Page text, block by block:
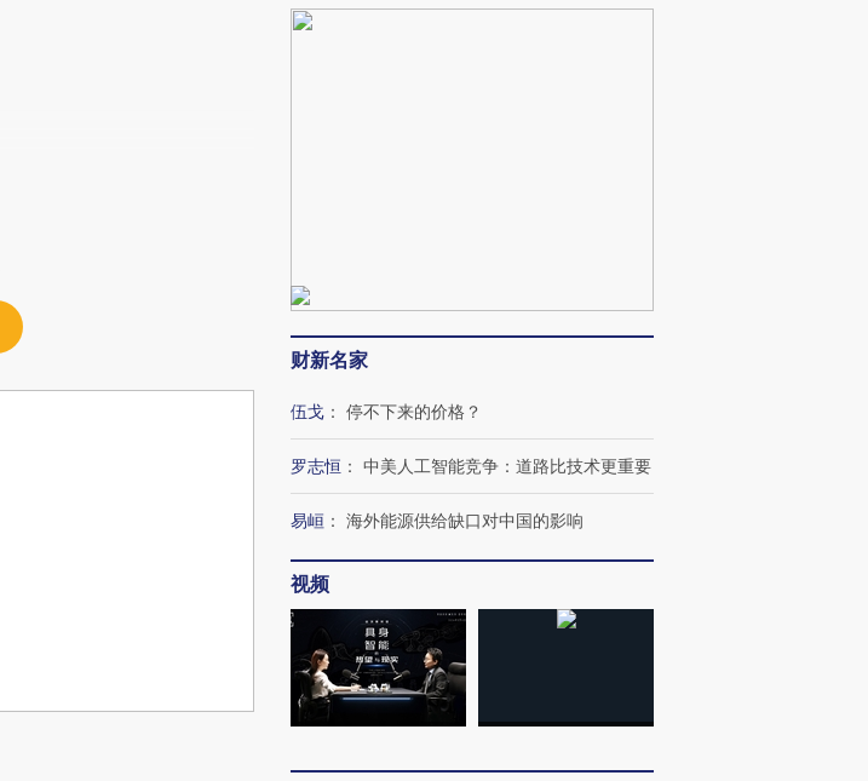
财新名家
伍戈 ： 停不下来的价格？
罗志恒 ： 中美人工智能竞争：道路比技术更重要
易峘 ： 海外能源供给缺口对中国的影响
视频